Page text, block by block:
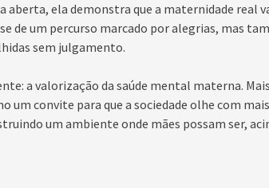
aberta, ela demonstra que a maternidade real
de um percurso marcado por alegrias, mas
sem julgamento.
a valorização da saúde mental materna.
um convite para que a sociedade olhe com
um ambiente onde mães possam ser,